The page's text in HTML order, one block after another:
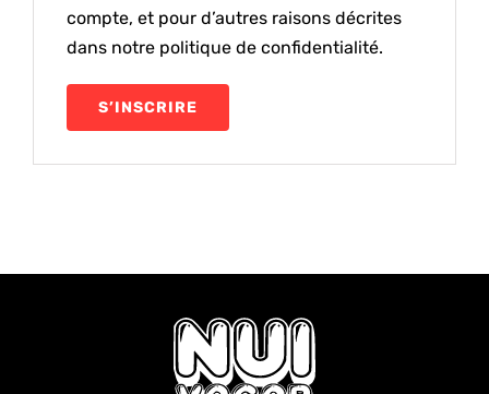
compte, et pour d’autres raisons décrites
dans notre politique de confidentialité.
S’INSCRIRE